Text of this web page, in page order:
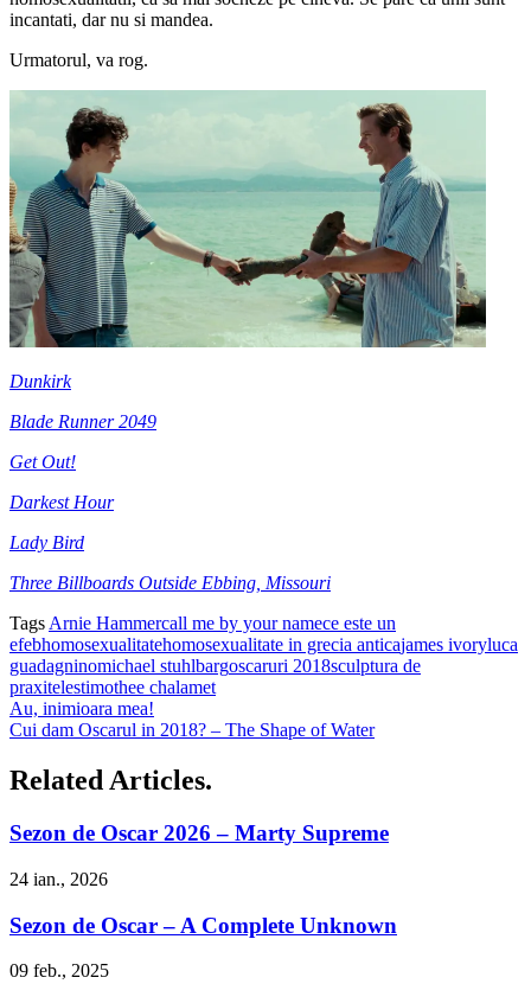
incantati, dar nu si mandea.
Urmatorul, va rog.
Dunkirk
Blade Runner 2049
Get Out!
Darkest Hour
Lady Bird
Three Billboards Outside Ebbing, Missouri
Tags Arnie Hammercall me by your namece este un
efebhomosexualitatehomosexualitate in grecia anticajames ivoryluca
guadagninomichael stuhlbargoscaruri 2018sculptura de
praxitelestimothee chalamet
Au, inimioara mea!
Cui dam Oscarul in 2018? – The Shape of Water
Related Articles.
Sezon de Oscar 2026 – Marty Supreme
24 ian., 2026
Sezon de Oscar – A Complete Unknown
09 feb., 2025